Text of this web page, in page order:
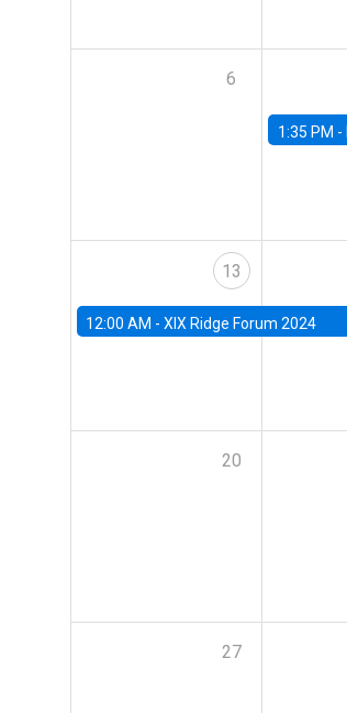
6
1:35 PM -
13
12:00 AM - XIX Ridge Forum 2024
20
27